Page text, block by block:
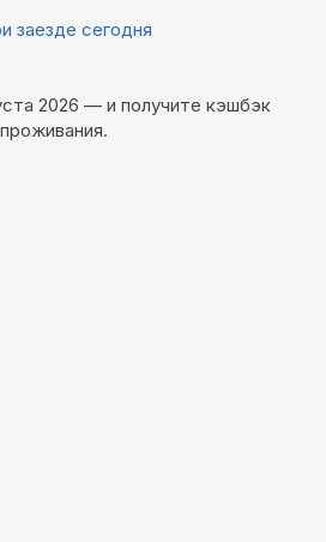
заезде сегодня
2026 — и получите кэшбэк